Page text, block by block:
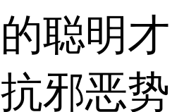
聪明才
邪恶势